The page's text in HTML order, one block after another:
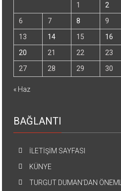
1
2
6
7 8 9
13
14 15 16
20
21 22 23
27
28 29 30
« Haz
BAĞLANTI
İLETİŞİM SAYFASI
KÜNYE
TURGUT DUMAN’DAN